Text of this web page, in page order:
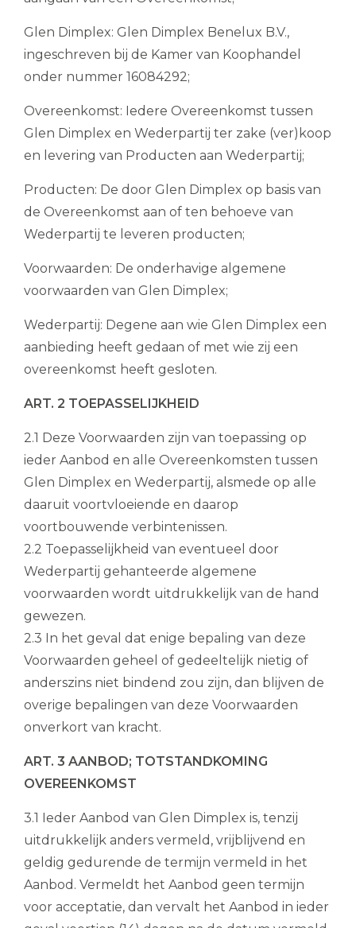
Glen Dimplex: Glen Dimplex Benelux B.V.,
ingeschreven bij de Kamer van Koophandel
onder nummer 16084292;
Overeenkomst: Iedere Overeenkomst tussen
Glen Dimplex en Wederpartij ter zake (ver)koop
en levering van Producten aan Wederpartij;
Producten: De door Glen Dimplex op basis van
de Overeenkomst aan of ten behoeve van
Wederpartij te leveren producten;
Voorwaarden: De onderhavige algemene
voorwaarden van Glen Dimplex;
Wederpartij: Degene aan wie Glen Dimplex een
aanbieding heeft gedaan of met wie zij een
overeenkomst heeft gesloten.
ART. 2 TOEPASSELIJKHEID
2.1 Deze Voorwaarden zijn van toepassing op
ieder Aanbod en alle Overeenkomsten tussen
Glen Dimplex en Wederpartij, alsmede op alle
daaruit voortvloeiende en daarop
voortbouwende verbintenissen.
2.2 Toepasselijkheid van eventueel door
Wederpartij gehanteerde algemene
voorwaarden wordt uitdrukkelijk van de hand
gewezen.
2.3 In het geval dat enige bepaling van deze
Voorwaarden geheel of gedeeltelijk nietig of
anderszins niet bindend zou zijn, dan blijven de
overige bepalingen van deze Voorwaarden
onverkort van kracht.
ART. 3 AANBOD; TOTSTANDKOMING
OVEREENKOMST
3.1 Ieder Aanbod van Glen Dimplex is, tenzij
uitdrukkelijk anders vermeld, vrijblijvend en
geldig gedurende de termijn vermeld in het
Aanbod. Vermeldt het Aanbod geen termijn
voor acceptatie, dan vervalt het Aanbod in ieder